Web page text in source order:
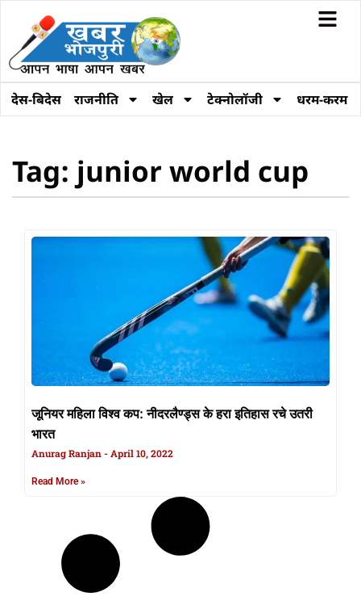
देस-बिदेस राजनीति खेल टेक्नोलॉजी धरम-करम
Tag: junior world cup
जूनियर महिला विश्व कप: नीदरलैण्ड्स के हरा इतिहास रचे उतरी
भारत
Anurag Ranjan April 10, 2022
Read More »